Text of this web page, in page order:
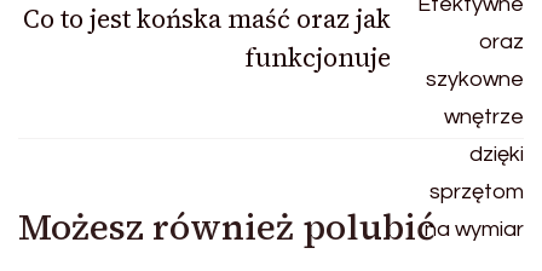
Co to jest końska maść oraz jak
funkcjonuje
Możesz również polubić